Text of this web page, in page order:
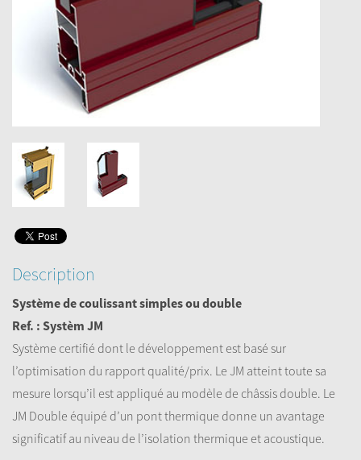
Description
Système de coulissant simples ou double
Ref. : Systèm JM
Système certifié dont le développement est basé sur
l’optimisation du rapport qualité/prix. Le JM atteint toute sa
mesure lorsqu’il est appliqué au modèle de châssis double. Le
JM Double équipé d’un pont thermique donne un avantage
significatif au niveau de l’isolation thermique et acoustique.